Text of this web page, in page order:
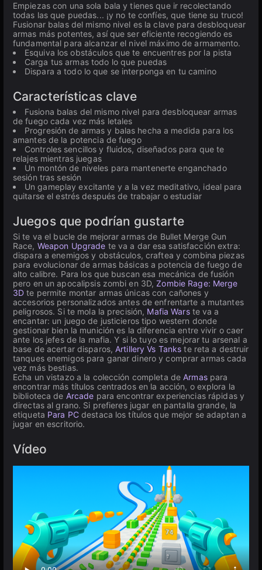
Empiezas con una sola bala y tienes que ir recolectando
todas las que puedas... ¡y no te confíes, que tiene su truco!
Fusionar balas del mismo nivel es la clave para desbloquear
armas más potentes, así que ser eficiente recogiendo es
fundamental para alcanzar el nivel máximo de armamento.
Esquiva los obstáculos que te encuentres por la pista
Carga tus armas todo lo que puedas
Dispara a todo lo que se interponga en tu camino
Características clave
Fusiona balas del mismo nivel para desbloquear armas
de fuego cada vez más letales
Progresión de armas y balas hecha a medida para los
amantes de la potencia de fuego
Controles sencillos y fluidos, diseñados para que te
relajes mientras juegas
Un montón de niveles para mantenerte enganchado
sesión tras sesión
Un gameplay excitante y a la vez meditativo, ideal para
quitarse el estrés después de trabajar o estudiar
Juegos que podrían gustarte
Si te va el bucle de mejorar armas de Bullet Merge Gun
Race, Weapon Upgrade te va a dar esa satisfacción extra:
dispara a enemigos y obstáculos, craftea y combina piezas
para evolucionar de armas básicas a potencia de fuego de
alto calibre. Para los que buscan esa mecánica de fusión
pero en un apocalipsis zombi en 3D,Zombie Rage: Merge
3D te permite montar armas únicas con cañones y
accesorios personalizados antes de enfrentarte a mutantes
peligrosos. Si te mola la precisión, Mafia Warste va a
encantar: un juego de justicieros tipo western donde
gestionar bien la munición es la diferencia entre vivir o caer
ante los jefes de la mafia. Y si lo tuyo es mejorar tu arsenal a
base de acertar disparos,Artillery Vs Tanks te reta a destruir
tanques enemigos para ganar dinero y comprar armas cada
vez más bestias.
Echa un vistazo a la colección completa deArmaspara
encontrar más títulos centrados en la acción, o explora la
biblioteca de Arcade para encontrar experiencias rápidas y
directas al grano. Si prefieres jugar en pantalla grande, la
etiqueta Para PCdestaca los títulos que mejor se adaptan a
jugar en escritorio.
Vídeo